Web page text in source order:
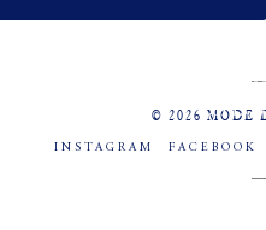
© 2026 MODE
INSTAGRAM FACEBOOK